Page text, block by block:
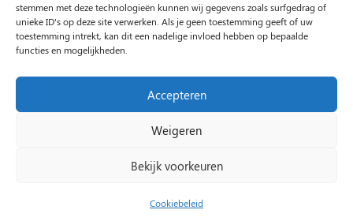
stemmen met deze technologieën kunnen wij gegevens zoals surfgedrag of
unieke ID's op deze site verwerken. Als je geen toestemming geeft of uw
toestemming intrekt, kan dit een nadelige invloed hebben op bepaalde
functies en mogelijkheden.
Accepteren
Weigeren
Bekijk voorkeuren
Cookiebeleid
Rob Jacobs uit ’s-Hertogenbosch is een ‘Plein Air’- en
‘Live Event Painter’, schilderend bewogen door Licht en
Liefde.
2024 Rob Jacobs LIVE EVENT PAINTING / Hosted By
Impact Presentations
Live painting bruiloft